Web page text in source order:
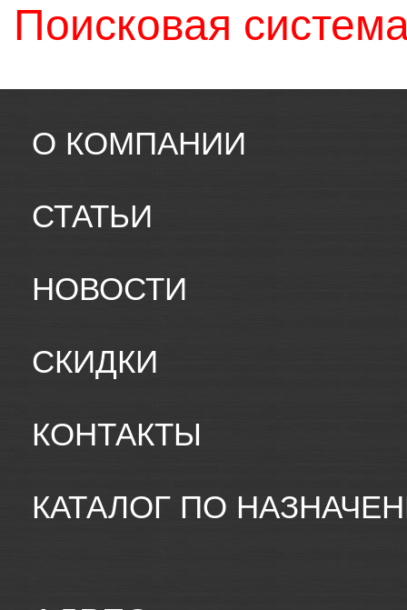
Поисковая
О КОМПАНИИ
СТАТЬИ
НОВОСТИ
СКИДКИ
КОНТАКТЫ
КАТАЛОГ ПО